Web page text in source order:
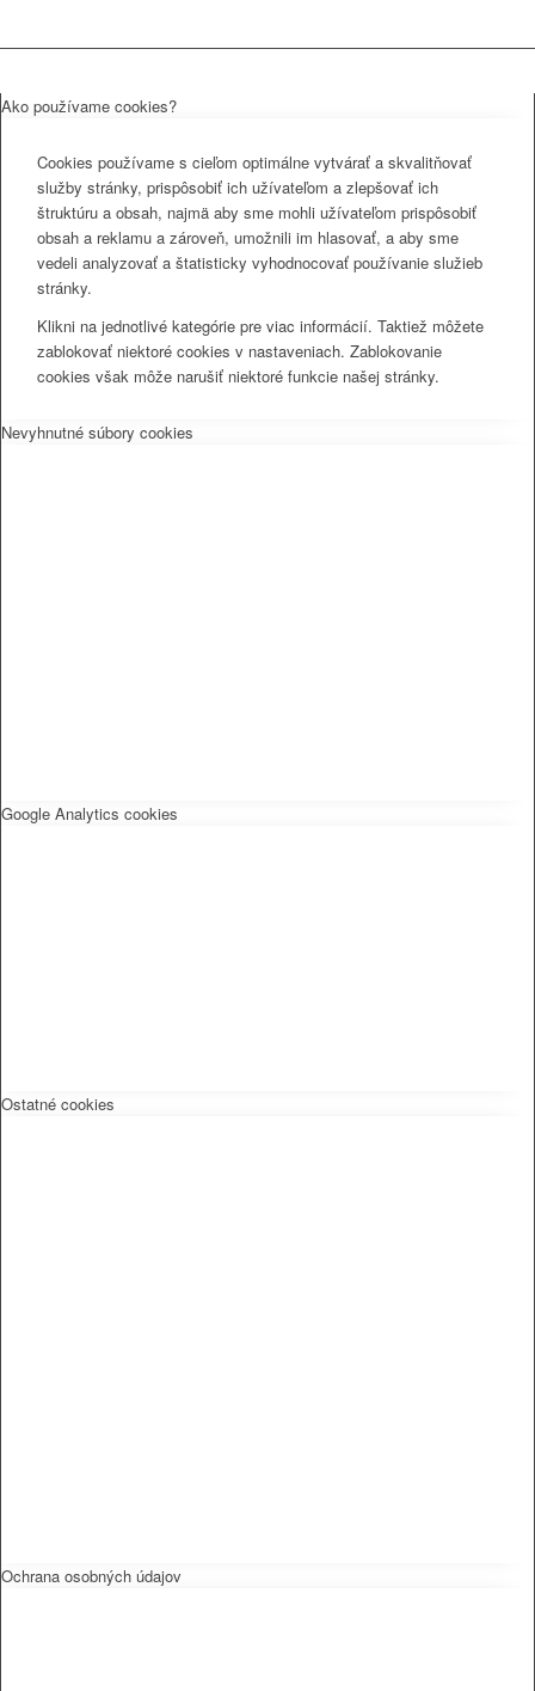
Ako používame cookies?
Cookies používame s cieľom optimálne vytvárať a skvalitňovať
služby stránky, prispôsobiť ich užívateľom a zlepšovať ich
štruktúru a obsah, najmä aby sme mohli užívateľom prispôsobiť
obsah a reklamu a zároveň, umožnili im hlasovať, a aby sme
vedeli analyzovať a štatisticky vyhodnocovať používanie služieb
stránky.
Klikni na jednotlivé kategórie pre viac informácií. Taktiež môžete
zablokovať niektoré cookies v nastaveniach. Zablokovanie
cookies však môže narušiť niektoré funkcie našej stránky.
Nevyhnutné súbory cookies
Google Analytics cookies
Ostatné cookies
Ochrana osobných údajov